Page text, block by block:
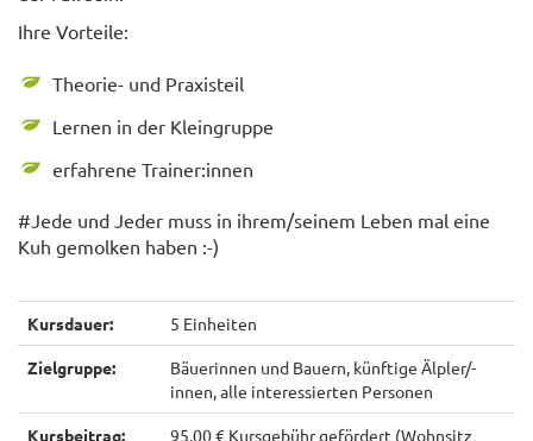
Ihre Vorteile:
Theorie- und Praxisteil
Lernen in der Kleingruppe
erfahrene Trainer:innen
#Jede und Jeder muss in ihrem/seinem Leben mal eine
Kuh gemolken haben :-)
Kursdauer: 5 Einheiten
Zielgruppe:
Bäuerinnen und Bauern, künftige Älpler/-
innen, alle interessierten Personen
Kursbeitrag:
95,00 € Kursgebühr gefördert (Wohnsitz